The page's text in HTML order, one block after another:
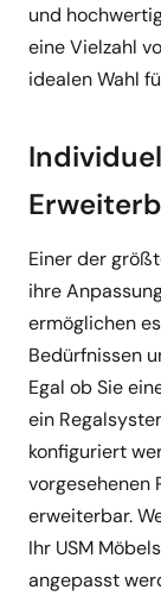
und
eine Vielzahl
idealen Wahl
Einer der
ihre
ermöglichen
Bedürfnissen
Egal ob Sie
ein
konfiguriert
vorgesehenen
erweiterbar.
Ihr USM
angepasst